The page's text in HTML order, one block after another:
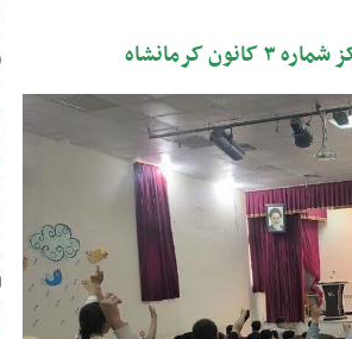
کرمانشاه